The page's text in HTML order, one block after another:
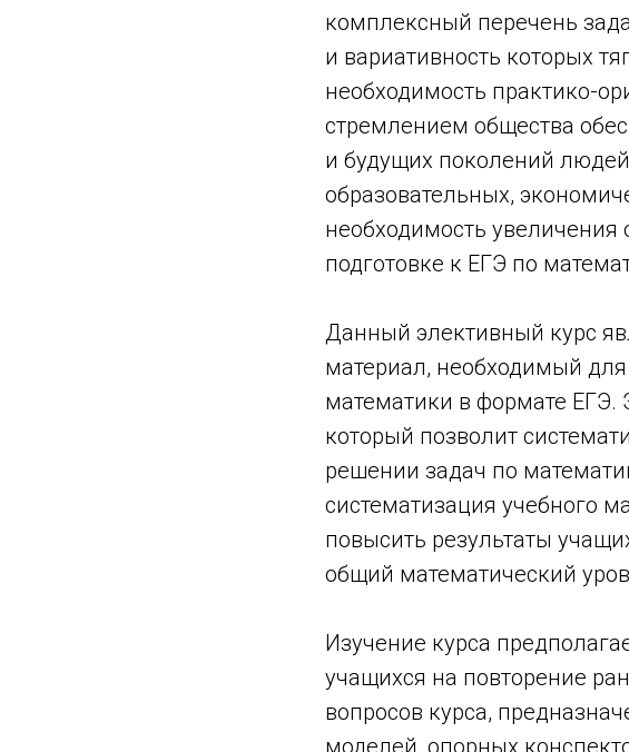
комплексный перечень
и вариативность которых
необходимость практико-
стремлением общества
и будущих поколений
образовательных,
необходимость
подготовке к ЕГЭ по
Данный элективный курс
материал, необходимый
математики в формате ЕГЭ.
который позволит
решении задач по
систематизация учебного
повысить результаты
общий математический
Изучение курса
учащихся на повторение
вопросов курса,
моделей, опорных